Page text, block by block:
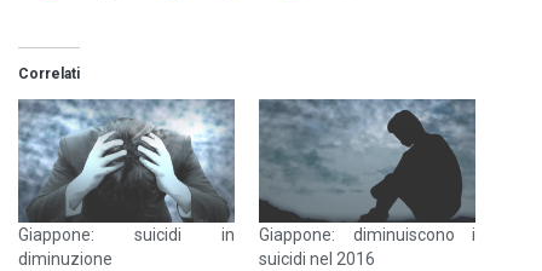
Correlati
Giappone: suicidi in
diminuzione
Giappone: diminuiscono i
suicidi nel 2016